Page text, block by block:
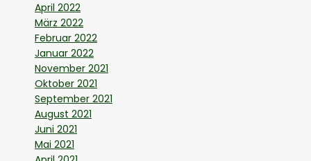
April 2022
März 2022
Februar 2022
Januar 2022
November 2021
Oktober 2021
September 2021
August 2021
Juni 2021
Mai 2021